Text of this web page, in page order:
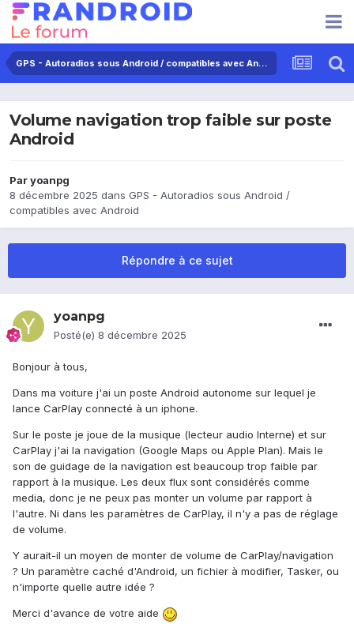
GPS - Autoradios sous Android / compatibles avec Android
Volume navigation trop faible sur poste
Android
Paryoanpg
8 décembre 2025 dans GPS - Autoradios sous Android /
compatibles avec Android
Répondre à ce sujet
yoanpg
Posté(e) 8 décembre 2025
Bonjour à tous,
Dans ma voiture j'ai un poste Android autonome sur lequel je
lance CarPlay connecté à un iphone.
Sur le poste je joue de la musique (lecteur audio Interne) et sur
CarPlay j'ai la navigation (Google Maps ou Apple Plan). Mais le
son de guidage de la navigation est beaucoup trop faible par
rapport à la musique. Les deux flux sont considérés comme
media, donc je ne peux pas monter un volume par rapport à
l'autre. Ni dans les paramètres de CarPlay, il n'y a pas de réglage
de volume.
Y aurait-il un moyen de monter de volume de CarPlay/navigation
? Un paramètre caché d'Android, un fichier à modifier, Tasker, ou
n'importe quelle autre idée ?
Merci d'avance de votre aide